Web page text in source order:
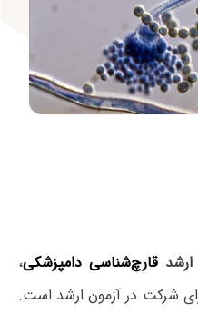
ارشدقارچ‌شناسی دامپزشکی،
شرکت در آزمون ارشد است.